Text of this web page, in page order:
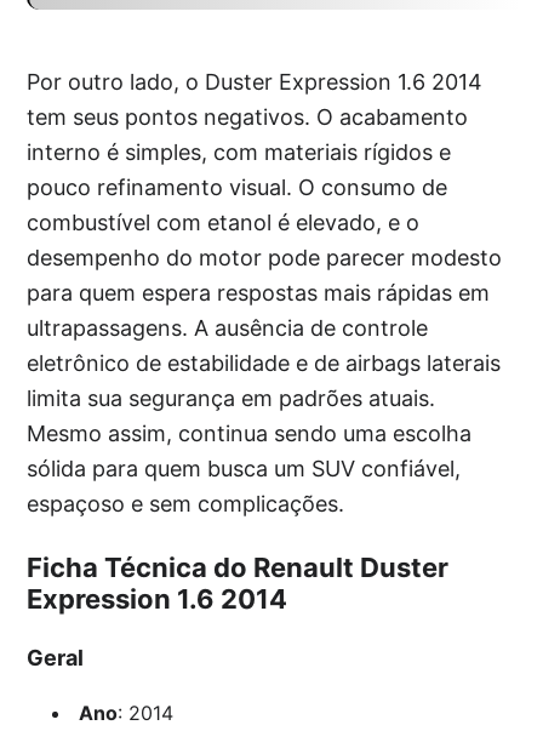
Por outro lado, o Duster Expression 1.6 2014
tem seus pontos negativos. O acabamento
interno é simples, com materiais rígidos e
pouco refinamento visual. O consumo de
combustível com etanol é elevado, e o
desempenho do motor pode parecer modesto
para quem espera respostas mais rápidas em
ultrapassagens. A ausência de controle
eletrônico de estabilidade e de airbags laterais
limita sua segurança em padrões atuais.
Mesmo assim, continua sendo uma escolha
sólida para quem busca um SUV confiável,
espaçoso e sem complicações.
Ficha Técnica do Renault Duster
Expression 1.6 2014
Geral
Ano: 2014